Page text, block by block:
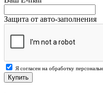
Защита от авто-заполнения
Я согласен на обработку
Купить